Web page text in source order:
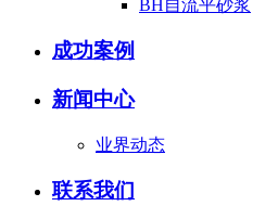
BH自流平砂浆
成功案例
新闻中心
业界动态
联系我们